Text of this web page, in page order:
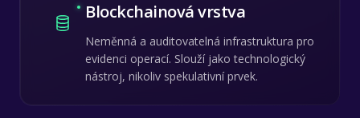
Blockchainová vrstva
Neměnná a auditovatelná infrastruktura pro
evidenci operací. Slouží jako technologický
nástroj, nikoliv spekulativní prvek.